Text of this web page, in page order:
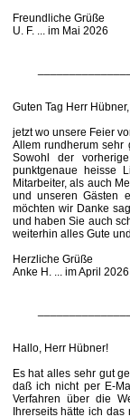
Freundliche Grüße
U. F. ... im Mai 2026
Guten Tag Herr Hübner,
jetzt wo unsere Feier
Allem rundherum sehr
Sowohl der
punktgenaue heisse
Mitarbeiter, als auch
und unseren Gästen
möchten wir Danke
und haben Sie auch
weiterhin alles Gute
Herzliche Grüße
Anke H. ... im April 2026
Hallo, Herr Hübner!
Es hat alles sehr gut
daß ich nicht per E-
Verfahren über die
Ihrerseits hätte ich